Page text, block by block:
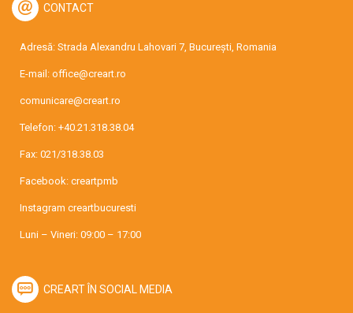
CONTACT
Adresă: Strada Alexandru Lahovari 7, București, Romania
E-mail: office@creart.ro
comunicare@creart.ro
Telefon: +40.21.318.38.04
Fax: 021/318.38.03
Facebook: creartpmb
Instagram creartbucuresti
Luni – Vineri: 09:00 – 17:00
CREART ÎN SOCIAL MEDIA